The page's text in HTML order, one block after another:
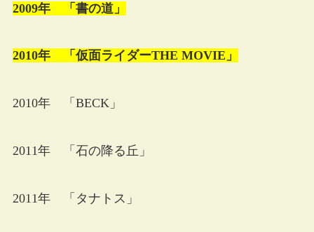
2009年 「書の道」
2010年 「仮面ライダーTHE MOVIE」
2010年 「BECK」
2011年 「石の降る丘」
2011年 「タナトス」